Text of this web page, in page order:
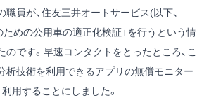
員が、住友三井オートサービス(以下、
ための公用車の適正化検証」を行うという情
のです。早速コンタクトをとったところ、こ
析技術を利用できるアプリの無償モニター
用することにしました。